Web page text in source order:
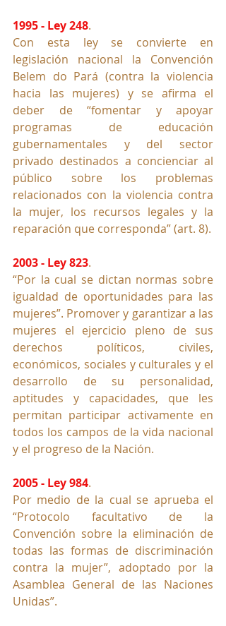
1995 - Ley 248.
Con esta ley se convierte en
legislación nacional la Convención
Belem do Pará (contra la violencia
hacia las mujeres) y se afirma el
deber de “fomentar y apoyar
programas de educación
gubernamentales y del sector
privado destinados a concienciar al
público sobre los problemas
relacionados con la violencia contra
la mujer, los recursos legales y la
reparación que corresponda” (art. 8).
2003 - Ley 823.
“Por la cual se dictan normas sobre
igualdad de oportunidades para las
mujeres”. Promover y garantizar a las
mujeres el ejercicio pleno de sus
derechos políticos, civiles,
económicos, sociales y culturales y el
desarrollo de su personalidad,
aptitudes y capacidades, que les
permitan participar activamente en
todos los campos de la vida nacional
y el progreso de la Nación.
2005 - Ley 984.
Por medio de la cual se aprueba el
“Protocolo facultativo de la
Convención sobre la eliminación de
todas las formas de discriminación
contra la mujer”, adoptado por la
Asamblea General de las Naciones
Unidas”.